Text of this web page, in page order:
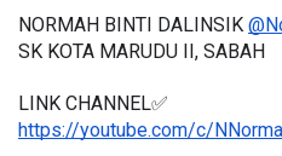
NORMAH BINTI DALINSIK
SK KOTA MARUDU II, SABAH
LINK CHANNEL✅
https://youtube.com/c/